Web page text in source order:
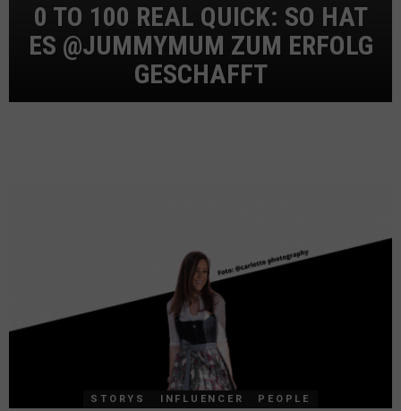
0 TO 100 REAL QUICK: SO HAT
ES @JUMMYMUM ZUM ERFOLG
GESCHAFFT
STORYS INFLUENCER PEOPLE